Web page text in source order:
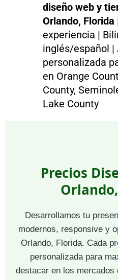
diseño web y
Orlando, Florida
experiencia |
inglés/español |
personalizada
en Orange
County,
Lake County
Precios
Desarrollamos tu
modernos, responsive y
Orlando, Florida. Cada
personalizada para
destacar en los mercados